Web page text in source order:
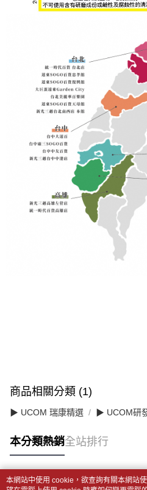
商品相關分類 (1)
▶ UCOM 瑞康精選 ▶ UCOM研
本分類熱銷全站排行
本網站中使用 cookie，欲查詢有關本網站